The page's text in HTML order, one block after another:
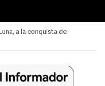
a la conquista de